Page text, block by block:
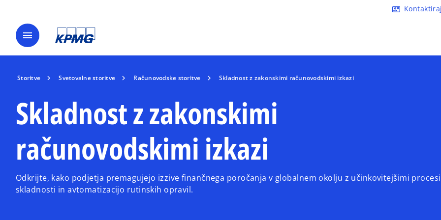
Skip to main content
contact_mail
menu
Storitve Svetovalne storitve Računovodske storitve Skladnost z zakonskimi računovodskimi izkazi
Skladnost z zakonskimi
računovodskimi izkazi
Odkrijte, kako podjetja premagujejo izzive finančnega poročanja v globalnem okolju z učinkovitejšimi procesi
skladnosti in avtomatizacijo rutinskih opravil.